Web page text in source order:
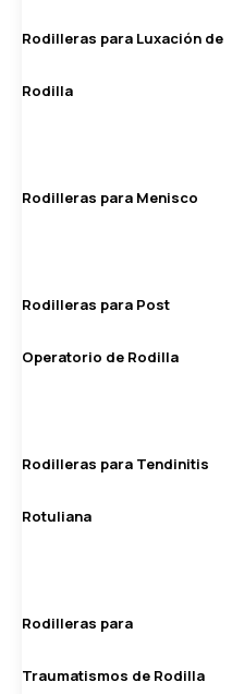
Rodilleras para Luxación de
Rodilla
Rodilleras para Menisco
Rodilleras para Post
Operatorio de Rodilla
Rodilleras para Tendinitis
Rotuliana
Rodilleras para
Traumatismos de Rodilla